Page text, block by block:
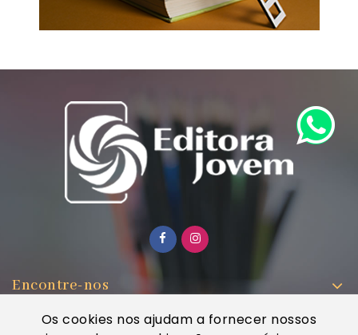
Os cookies nos ajudam a fornecer nossos
Encontre-nos
Informações